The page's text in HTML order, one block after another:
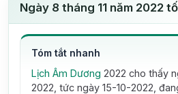
Ngày 8 tháng 11 năm 2022
Tóm tắt nhanh
Lịch Âm Dương 2022 cho thấy
2022, tức ngày 15-10-2022,